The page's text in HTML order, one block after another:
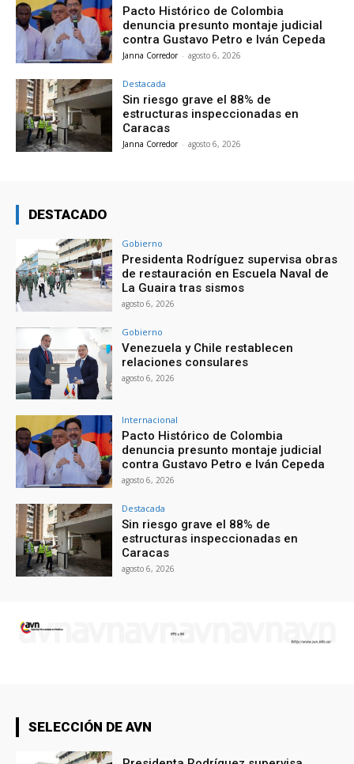
Pacto Histórico de Colombia
denuncia presunto montaje judicial
contra Gustavo Petro e Iván Cepeda
Janna Corredor - agosto 6, 2026
Destacada
Sin riesgo grave el 88% de
estructuras inspeccionadas en
Caracas
Janna Corredor - agosto 6, 2026
DESTACADO
Gobierno
Presidenta Rodríguez supervisa obras
de restauración en Escuela Naval de
La Guaira tras sismos
agosto 6, 2026
Gobierno
Venezuela y Chile restablecen
relaciones consulares
agosto 6, 2026
Internacional
Pacto Histórico de Colombia
denuncia presunto montaje judicial
contra Gustavo Petro e Iván Cepeda
agosto 6, 2026
Destacada
Sin riesgo grave el 88% de
estructuras inspeccionadas en
Caracas
agosto 6, 2026
SELECCIÓN DE AVN